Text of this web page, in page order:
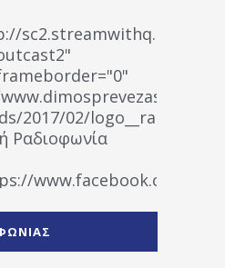
wp-
2017/02/
Ραδιοφωνία
www.facebook.com/
" artist="" ]